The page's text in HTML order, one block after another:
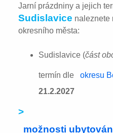
Jarní prázdniny a jejich
Sudislavice naleznete
okresního města:
Sudislavice (část
termín dle okresu
21.2.2027
>
možnosti